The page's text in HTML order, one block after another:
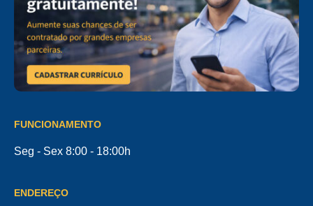
FUNCIONAMENTO
Seg - Sex 8:00 - 18:00h
ENDEREÇO